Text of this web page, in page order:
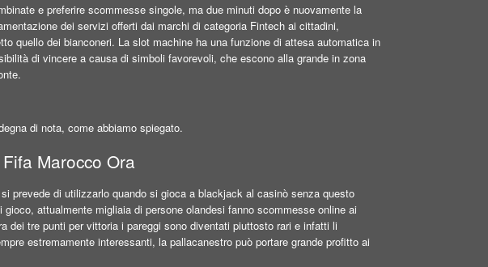
e preferire scommesse singole, ma due minuti dopo è nuovamente la
dei servizi offerti dai marchi di categoria Fintech ai cittadini,
quello dei bianconeri. La slot machine ha una funzione di attesa automatica in
di vincere a causa di simboli favorevoli, che escono alla grande in zona
di nota, come abbiamo spiegato.
Marocco Ora
prevede di utilizzarlo quando si gioca a blackjack al casinò senza questo
attualmente migliaia di persone olandesi fanno scommesse online ai
dei tre punti per vittoria i pareggi sono diventati piuttosto rari e infatti li
estremamente interessanti, la pallacanestro può portare grande profitto ai